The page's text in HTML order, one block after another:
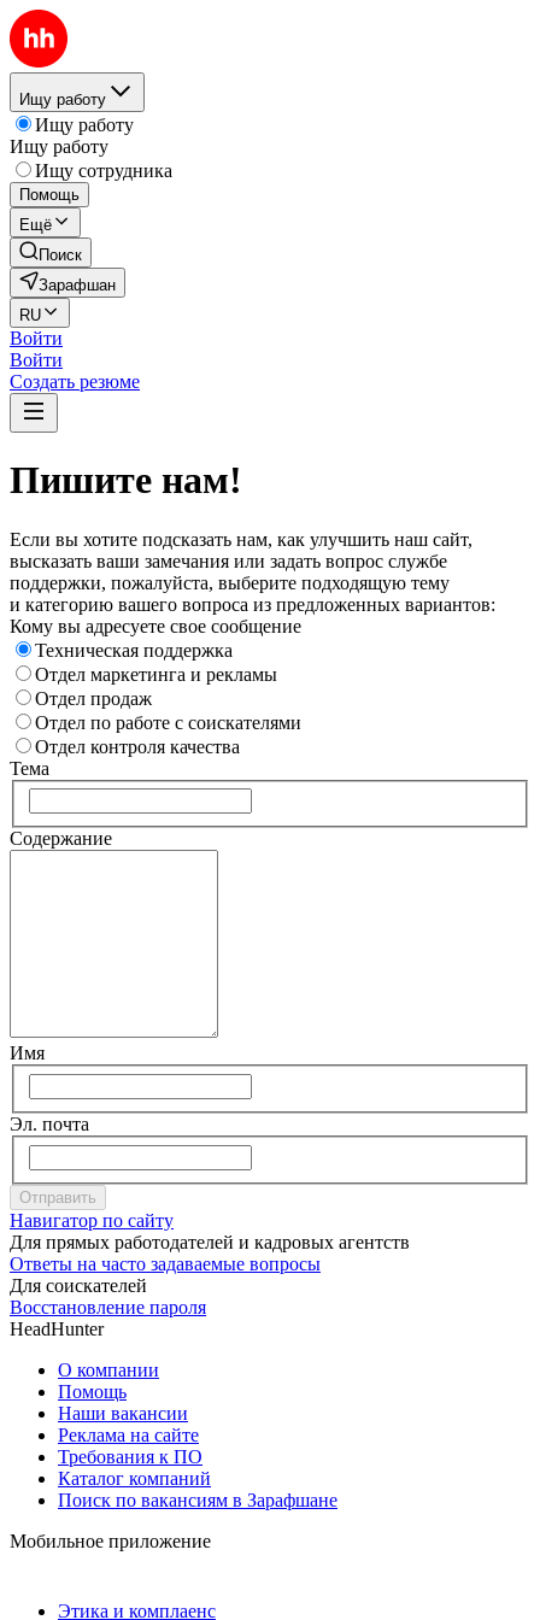
Ищу работу
Ищу работу
Ищу работу
Ищу сотрудника
Помощь
Ещё
Поиск
Зарафшан
RU
Войти
Войти
Создать резюме
Пишите нам!
Если вы хотите подсказать нам, как улучшить наш сайт,
высказать ваши замечания или задать вопрос службе
поддержки, пожалуйста, выберите подходящую тему
и категорию вашего вопроса из предложенных вариантов:
Кому вы адресуете свое сообщение
Техническая поддержка
Отдел маркетинга и рекламы
Отдел продаж
Отдел по работе с соискателями
Отдел контроля качества
Тема
Содержание
Имя
Эл. почта
Отправить
Навигатор по сайту
Для прямых работодателей и кадровых агентств
Ответы на часто задаваемые вопросы
Для соискателей
Восстановление пароля
HeadHunter
О компании
Помощь
Наши вакансии
Реклама на сайте
Требования к ПО
Каталог компаний
Поиск по вакансиям в Зарафшане
Мобильное приложение
Этика и комплаенс